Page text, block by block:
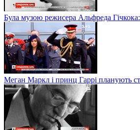
Була музою режисера Альфреда Гічкока:
Меган Маркл і принц Гаррі планують